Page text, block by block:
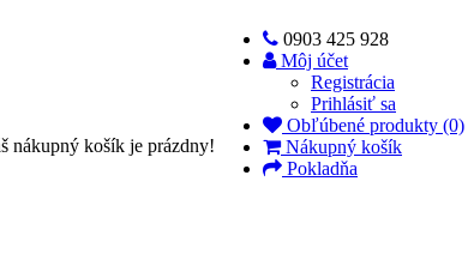
0903 425 928
Môj účet
Registrácia
Prihlásiť sa
Obľúbené produkty (0)
Nákupný košík
Pokladňa
nákupný košík je prázdny!